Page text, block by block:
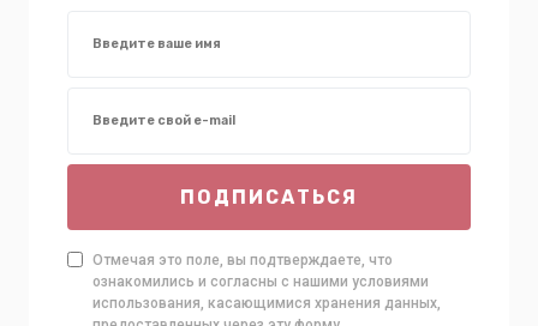
ПОДПИСАТЬСЯ
Отмечая это поле, вы подтверждаете, что
ознакомились и согласны с нашими условиями
использования, касающимися хранения данных,